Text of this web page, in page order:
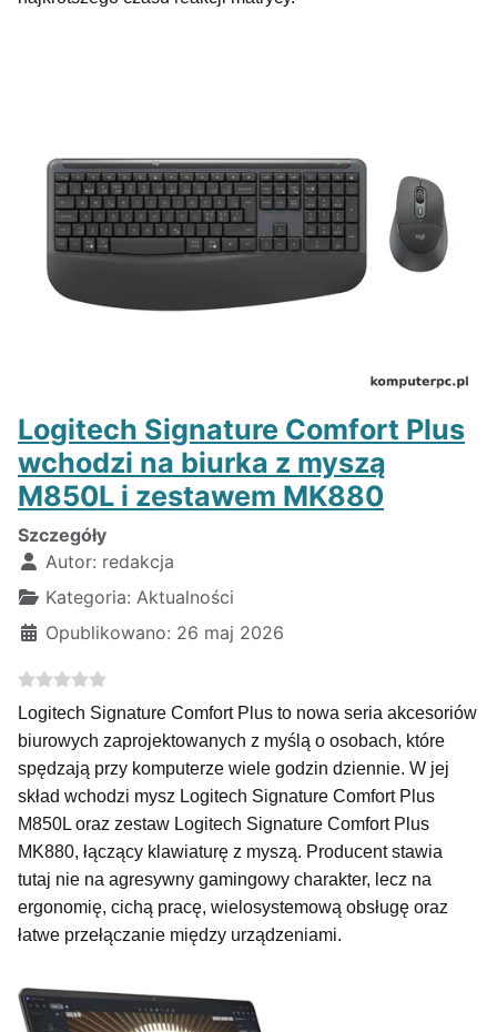
Logitech Signature Comfort Plus
wchodzi na biurka z myszą
M850L i zestawem MK880
Szczegóły
Autor: redakcja
Kategoria: Aktualności
Opublikowano: 26 maj 2026
Logitech Signature Comfort Plus to nowa seria akcesoriów
biurowych zaprojektowanych z myślą o osobach, które
spędzają przy komputerze wiele godzin dziennie. W jej
skład wchodzi mysz Logitech Signature Comfort Plus
M850L oraz zestaw Logitech Signature Comfort Plus
MK880, łączący klawiaturę z myszą. Producent stawia
tutaj nie na agresywny gamingowy charakter, lecz na
ergonomię, cichą pracę, wielosystemową obsługę oraz
łatwe przełączanie między urządzeniami.